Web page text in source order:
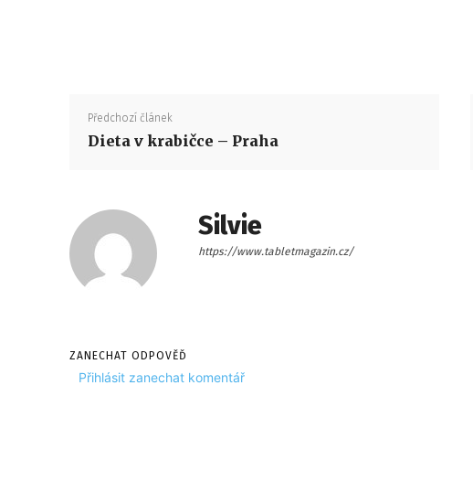
Předchozí článek
Dieta v krabičce – Praha
Silvie
https://www.tabletmagazin.cz/
ZANECHAT ODPOVĚĎ
Přihlásit zanechat komentář